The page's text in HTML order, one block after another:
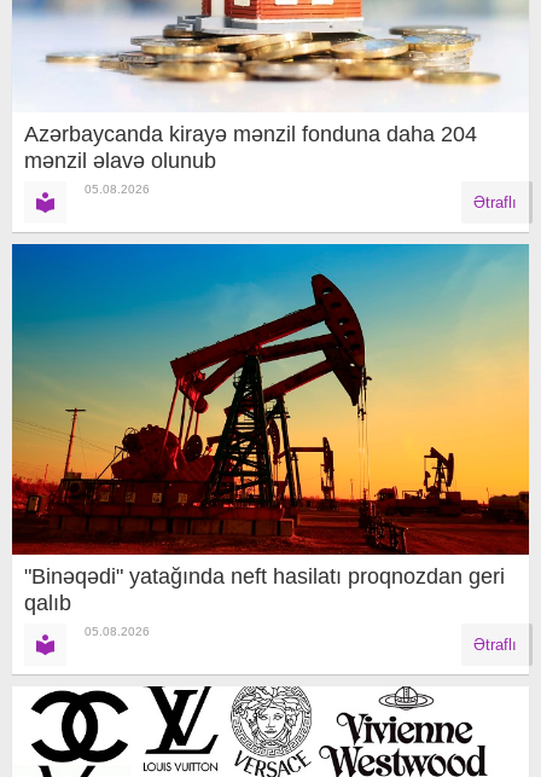
Azərbaycanda kirayə mənzil fonduna daha 204
mənzil əlavə olunub
05.08.2026
Ətraflı
"Binəqədi" yatağında neft hasilatı proqnozdan geri
qalıb
05.08.2026
Ətraflı